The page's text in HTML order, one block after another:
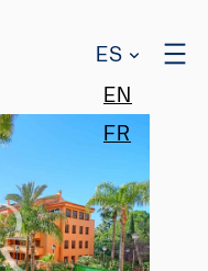
ES
EN
FR